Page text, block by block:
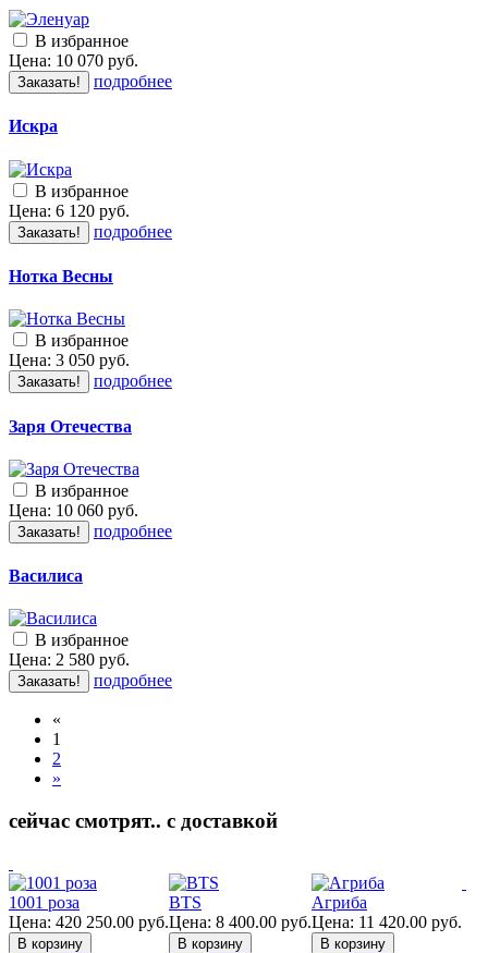
В избранное
Цена: 10 070 руб.
Заказать! подробнее
Искра
В избранное
Цена: 6 120 руб.
Заказать! подробнее
Нотка Весны
В избранное
Цена: 3 050 руб.
Заказать! подробнее
Заря Отечества
В избранное
Цена: 10 060 руб.
Заказать! подробнее
Василиса
В избранное
Цена: 2 580 руб.
Заказать! подробнее
«
1
2
»
сейчас смотрят.. с доставкой
1001 роза
Цена: 420 250.00 руб.
BTS
Цена: 8 400.00 руб.
Агриба
Цена: 11 420.00 руб.